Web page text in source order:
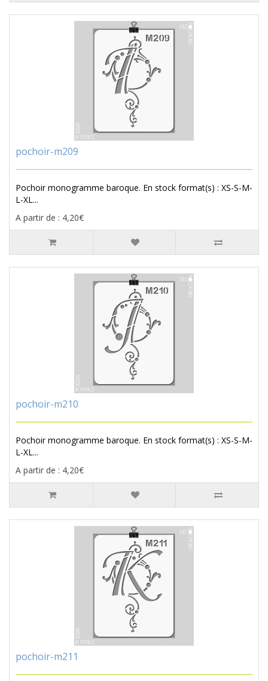
pochoir-m209
Pochoir monogramme baroque. En stock format(s) : XS-S-M-
L-XL...
A partir de : 4,20€
pochoir-m210
Pochoir monogramme baroque. En stock format(s) : XS-S-M-
L-XL...
A partir de : 4,20€
pochoir-m211